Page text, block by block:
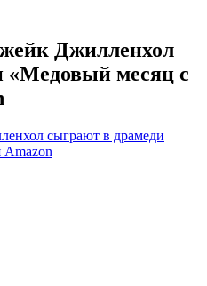
Джилленхол
«Медовый месяц с
сыграют в драмеди